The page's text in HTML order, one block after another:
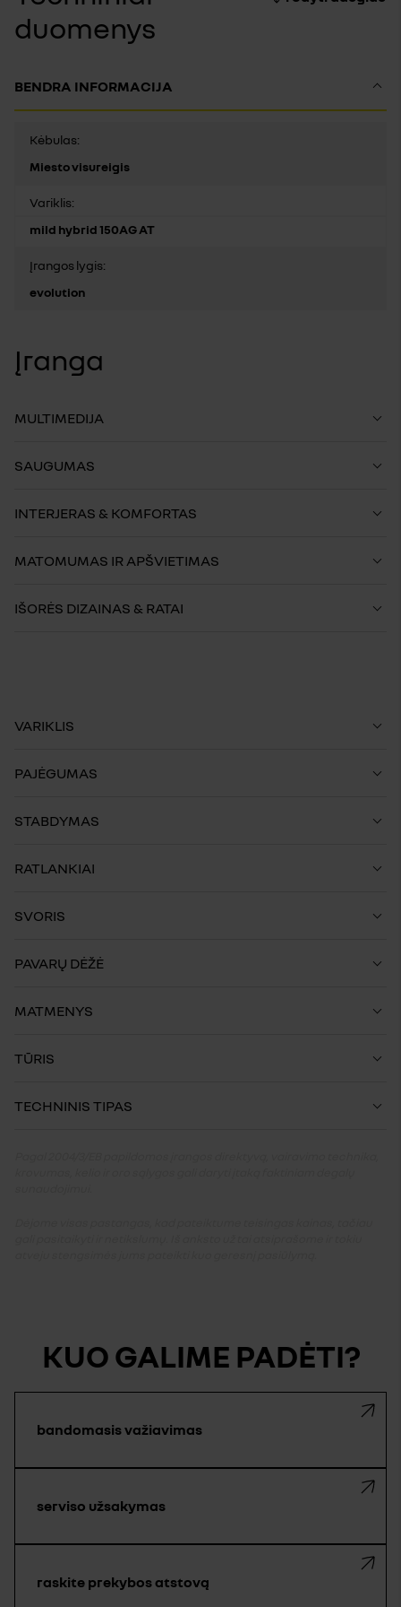
duomenys
BENDRA INFORMACIJA
Kėbulas:
Miesto visureigis
Variklis:
mild hybrid 150AG AT
Įrangos lygis:
evolution
Įranga
MULTIMEDIJA
SAUGUMAS
INTERJERAS & KOMFORTAS
MATOMUMAS IR APŠVIETIMAS
IŠORĖS DIZAINAS & RATAI
VARIKLIS
PAJĖGUMAS
STABDYMAS
RATLANKIAI
SVORIS
PAVARŲ DĖŽĖ
MATMENYS
TŪRIS
TECHNINIS TIPAS
KUO GALIME PADĖTI?
bandomasis važiavimas
serviso užsakymas
raskite prekybos atstovą